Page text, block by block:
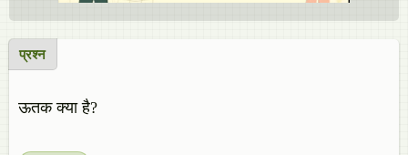
प्रश्न
ऊतक क्या है?